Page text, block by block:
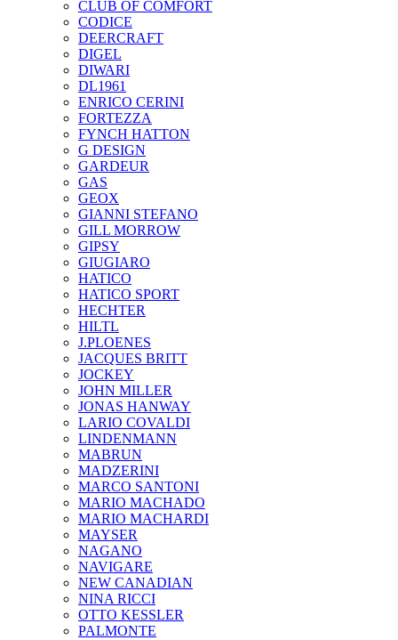
CLUB OF COMFORT
CODICE
DEERCRAFT
DIGEL
DIWARI
DL1961
ENRICO CERINI
FORTEZZA
FYNCH HATTON
G DESIGN
GARDEUR
GAS
GEOX
GIANNI STEFANO
GILL MORROW
GIPSY
GIUGIARO
HATICO
HATICO SPORT
HECHTER
HILTL
J.PLOENES
JAСQUES BRITT
JOCKEY
JOHN MILLER
JONAS HANWAY
LARIO COVALDI
LINDENMANN
MABRUN
MADZERINI
MARCO SANTONI
MARIO MACHADO
MARIO MACHARDI
MAYSER
NAGANO
NAVIGARE
NEW CANADIAN
NINA RICCI
OTTO KESSLER
PALMONTE